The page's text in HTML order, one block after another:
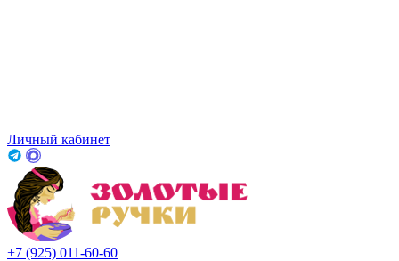
Личный кабинет
+7 (925) 011-60-60